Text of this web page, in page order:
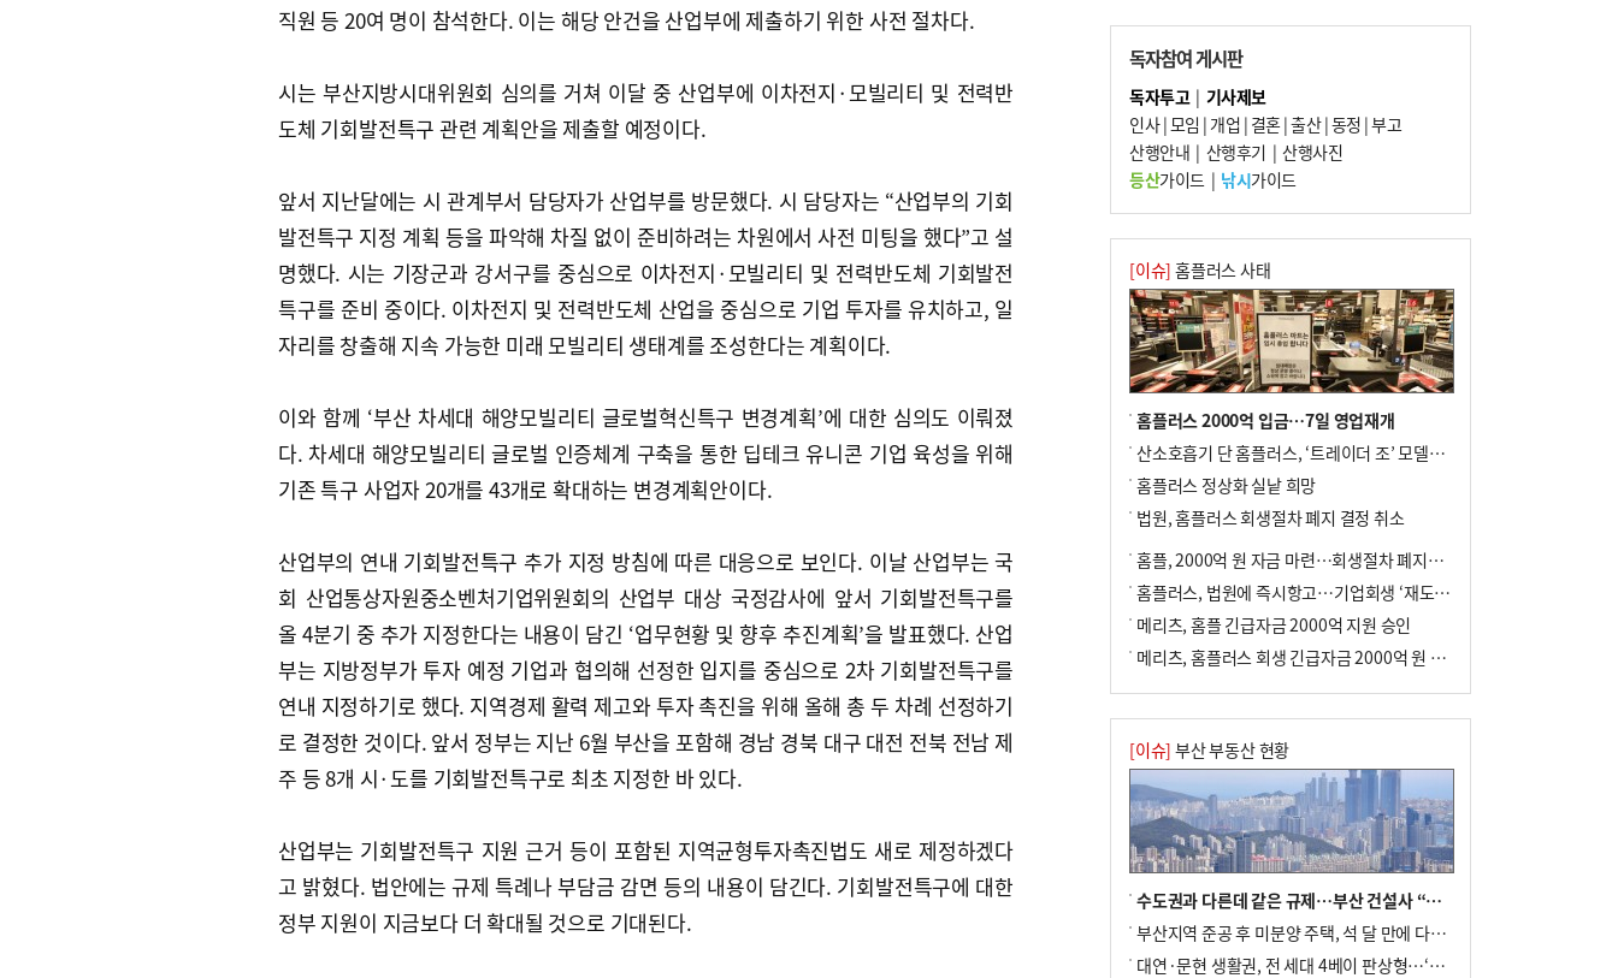
직원 등 20여 명이 참석한다. 이는 해당 안건을 산업부에 제출하기 위한 사전 절차다.
시는 부산지방시대위원회 심의를 거쳐 이달 중 산업부에 이차전지·모빌리티 및 전력반
도체 기회발전특구 관련 계획안을 제출할 예정이다.
앞서 지난달에는 시 관계부서 담당자가 산업부를 방문했다. 시 담당자는 “산업부의 기회
발전특구 지정 계획 등을 파악해 차질 없이 준비하려는 차원에서 사전 미팅을 했다”고 설
명했다. 시는 기장군과 강서구를 중심으로 이차전지·모빌리티 및 전력반도체 기회발전
특구를 준비 중이다. 이차전지 및 전력반도체 산업을 중심으로 기업 투자를 유치하고, 일
자리를 창출해 지속 가능한 미래 모빌리티 생태계를 조성한다는 계획이다.
이와 함께 ‘부산 차세대 해양모빌리티 글로벌혁신특구 변경계획’에 대한 심의도 이뤄졌
다. 차세대 해양모빌리티 글로벌 인증체계 구축을 통한 딥테크 유니콘 기업 육성을 위해
기존 특구 사업자 20개를 43개로 확대하는 변경계획안이다.
산업부의 연내 기회발전특구 추가 지정 방침에 따른 대응으로 보인다. 이날 산업부는 국
회 산업통상자원중소벤처기업위원회의 산업부 대상 국정감사에 앞서 기회발전특구를
올 4분기 중 추가 지정한다는 내용이 담긴 ‘업무현황 및 향후 추진계획’을 발표했다. 산업
부는 지방정부가 투자 예정 기업과 협의해 선정한 입지를 중심으로 2차 기회발전특구를
연내 지정하기로 했다. 지역경제 활력 제고와 투자 촉진을 위해 올해 총 두 차례 선정하기
로 결정한 것이다. 앞서 정부는 지난 6월 부산을 포함해 경남 경북 대구 대전 전북 전남 제
주 등 8개 시·도를 기회발전특구로 최초 지정한 바 있다.
산업부는 기회발전특구 지원 근거 등이 포함된 지역균형투자촉진법도 새로 제정하겠다
고 밝혔다. 법안에는 규제 특례나 부담금 감면 등의 내용이 담긴다. 기회발전특구에 대한
정부 지원이 지금보다 더 확대될 것으로 기대된다.
7
부울경 주말부터 비소식…‘극한 폭염’ 한풀
꺾일 듯
8
[사설] 해수부 신청사 북항으로 확정, 해양
수도 도약의 전환점
9
외국인 선원 ‘인신매매 경유지’ 된 부산…
우려가 현실로
10 르노 못 타는 부산시장…관용차 규정에 막
힌 지역기업 응원
독자참여 게시판
독자투고| 기사제보
인사|모임 | 개업 | 결혼|출산|동정 |부고
산행안내 | 산행후기 | 산행사진
등산가이드| 낚시가이드
[이슈] 홈플러스 사태
홈플러스 2000억 입금…7일 영업재개
산소호흡기 단 홈플러스, ‘트레이더 조’ 모델로 살아날까
홈플러스 정상화 실낱 희망
법원, 홈플러스 회생절차 폐지 결정 취소
홈플, 2000억 원 자금 마련…회생절차 폐지에 즉시항고(종합)
홈플러스, 법원에 즉시항고…기업회생 ‘재도전’
메리츠, 홈플 긴급자금 2000억 지원 승인
메리츠, 홈플러스 회생 긴급자금 2000억 원 지원 승인
[이슈] 부산 부동산 현황
수도권과 다른데 같은 규제…부산 건설사 “쓰러지기 직전”
부산지역 준공 후 미분양 주택, 석 달 만에 다시 3000가구 넘어서
대연·문현 생활권, 전 세대 4베이 판상형…‘더샵 트리센트’ 내달 분양